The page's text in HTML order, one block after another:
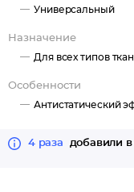
Универсальный
Назначение
Для всех типов
Особенности
Антистатический
4 раза добавили